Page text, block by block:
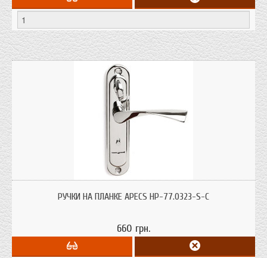
расстоянием 77 мм (для замков Гардиан 3012)
РУЧКИ НА ПЛАНКЕ APECS HP-77.0323-S-C
660 грн.